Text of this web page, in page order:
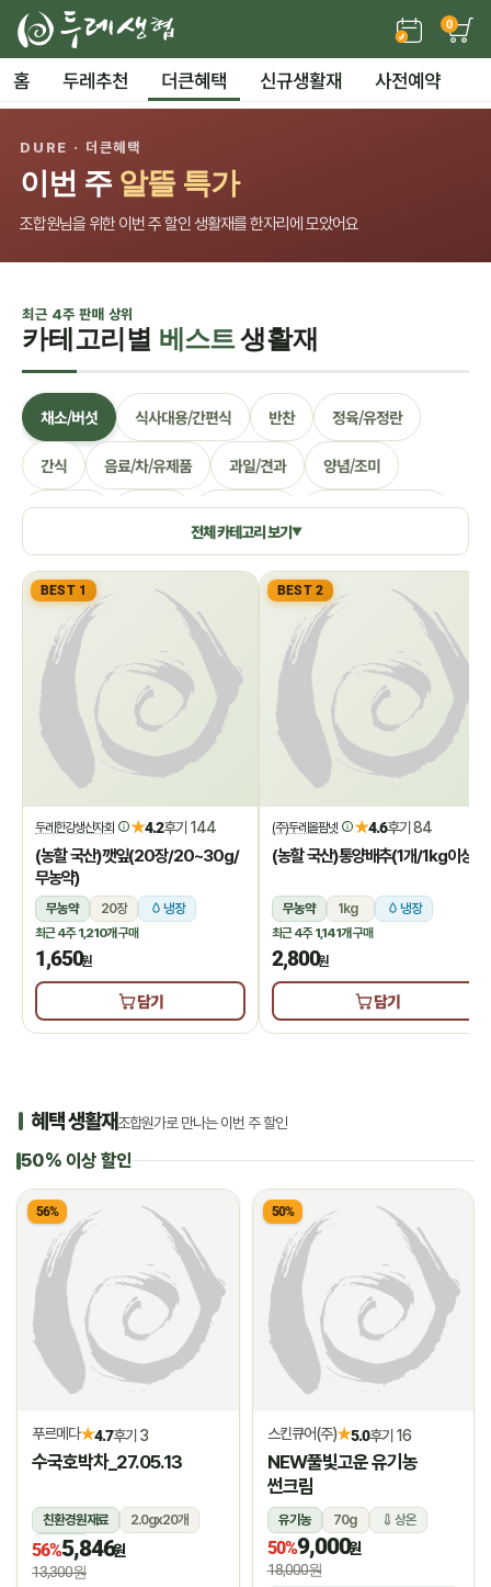
0
홈 두레추천 더큰혜택 신규생활재 사전예약
DURE · 더큰혜택
이번 주 알뜰 특가
조합원님을 위한 이번 주 할인 생활재를 한자리에 모았어요
최근 4주 판매 상위
카테고리별 베스트생활재
채소/버섯 식사대용/간편식 반찬 정육/유정란
간식 음료/차/유제품 과일/견과 양념/조미
생활용품 쌀/잡곡 수산/건어물 공정무역(민중교역)
건강식품/꿀 화장품/바디헤어 특별기획
전체 카테고리 보기▼
BEST 1
두레한강생산자회 ★4.2후기 144
(농할 국산)깻잎(20장/20~30g/
무농약)
무농약 20장 냉장
최근 4주1,210개 구매
1,650원
담기
BEST 2
(주)두레올팜넷 ★4.6후기 84
(농할 국산)통양배추(1개/1kg이상)
무농약 1kg 냉장
최근 4주1,141개 구매
2,800원
담기
혜택 생활재조합원가로 만나는 이번 주 할인
50% 이상 할인
56%
푸르메다★4.7후기 3
수국호박차_27.05.13
친환경원재료
2.0gx20개
상온
56%5,846원
13,300원
50%
스킨큐어(주)★5.0후기 16
NEW풀빛고운 유기농
썬크림
유기농 70g 상온
50%9,000원
18,000원